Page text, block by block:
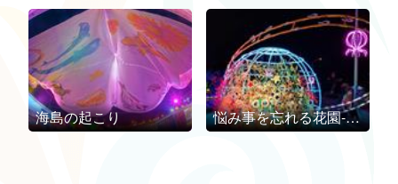
海島の起こり 悩み事を忘れる花園-イタリア国際デザイン大賞A' Design Award & Competitionハンドクラフト部門銅賞